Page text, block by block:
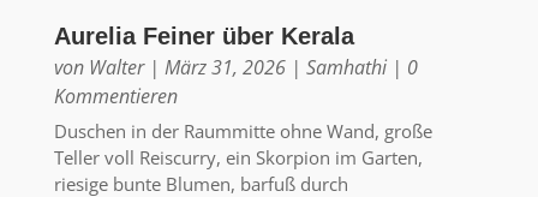
Aurelia Feiner über Kerala
von Walter| März 31, 2026| Samhathi| 0
Kommentieren
Duschen in der Raummitte ohne Wand, große
Teller voll Reiscurry, ein Skorpion im Garten,
riesige bunte Blumen, barfuß durch